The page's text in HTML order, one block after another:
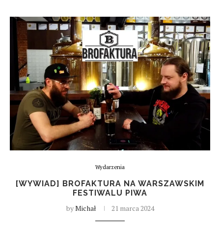
Wydarzenia
[WYWIAD] BROFAKTURA NA WARSZAWSKIM
FESTIWALU PIWA
byMichał 21 marca 2024